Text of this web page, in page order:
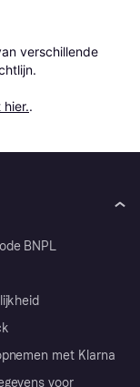
verschillende
hier..
BNPL
met Klarna
voor